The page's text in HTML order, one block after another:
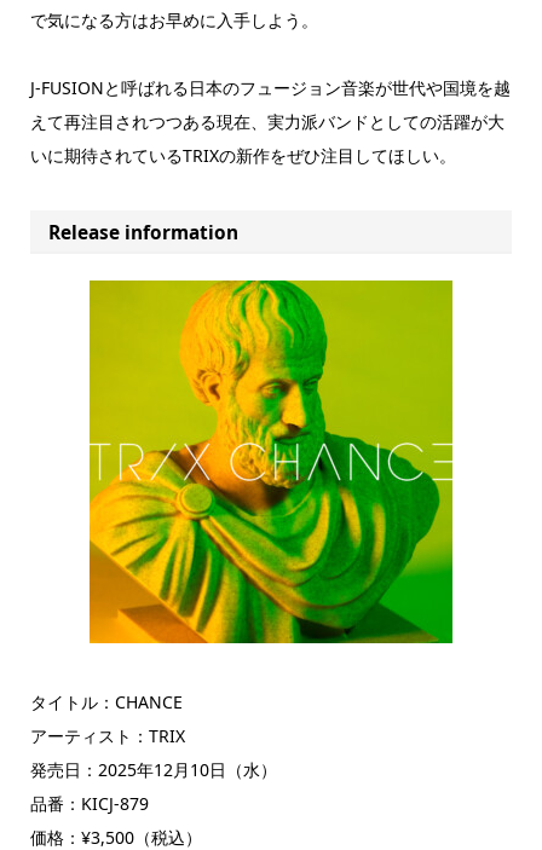
で気になる方はお早めに入手しよう。
J-FUSIONと呼ばれる日本のフュージョン音楽が世代や国境を越
えて再注目されつつある現在、実力派バンドとしての活躍が大
いに期待されているTRIXの新作をぜひ注目してほしい。
Release information
タイトル：CHANCE
アーティスト：TRIX
発売日：2025年12月10日（水）
品番：KICJ-879
価格：¥3,500（税込）